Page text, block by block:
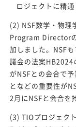
ロジェクトに精通
(2) NSF数学・物理
Program Director
加しました。NSF
議会の法案HB2024
がNSFとの会合で
となどの重要性が
2月にNSFと会合を
(3) TIOプロジェク